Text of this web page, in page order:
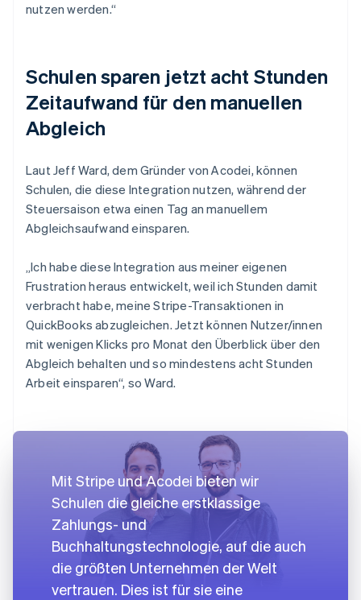
nutzen werden.“
Schulen sparen jetzt acht Stunden
Zeitaufwand für den manuellen
Abgleich
Laut Jeff Ward, dem Gründer von Acodei, können
Schulen, die diese Integration nutzen, während der
Steuersaison etwa einen Tag an manuellem
Abgleichsaufwand einsparen.
„Ich habe diese Integration aus meiner eigenen
Frustration heraus entwickelt, weil ich Stunden damit
verbracht habe, meine Stripe-Transaktionen in
QuickBooks abzugleichen. Jetzt können Nutzer/innen
mit wenigen Klicks pro Monat den Überblick über den
Abgleich behalten und so mindestens acht Stunden
Arbeit einsparen“, so Ward.
Mit Stripe und Acodei bieten wir
Schulen die gleiche erstklassige
Zahlungs- und
Buchhaltungstechnologie, auf die auch
die größten Unternehmen der Welt
vertrauen. Dies ist für sie eine